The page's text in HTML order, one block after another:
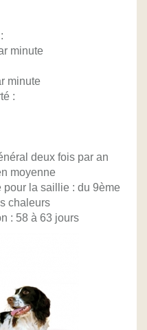
minute
minute
:
deux fois par an
moyenne
pour la saillie : du 9ème
chaleurs
: 58 à 63 jours